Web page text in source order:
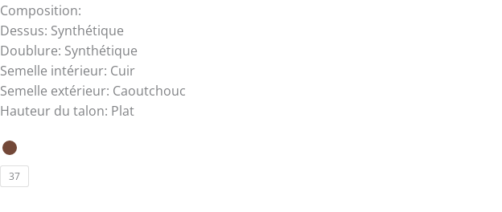
Composition:
Dessus: Synthétique
Doublure: Synthétique
Semelle intérieur: Cuir
Semelle extérieur: Caoutchouc
Hauteur du talon: Plat
37